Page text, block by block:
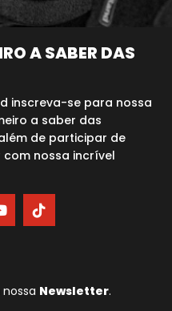
A SABER DAS
inscreva-se para nossa
a saber das
de participar de
nossa incrível
Newsletter.